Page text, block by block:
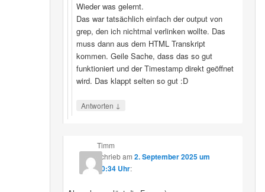
Wieder was gelernt.
Das war tatsächlich einfach der output von
grep, den ich nichtmal verlinken wollte. Das
muss dann aus dem HTML Transkript
kommen. Geile Sache, dass das so gut
funktioniert und der Timestamp direkt geöffnet
wird. Das klappt selten so gut :D
Antworten ↓
Timm
schriebam 2. September 2025 um
10:34 Uhr: